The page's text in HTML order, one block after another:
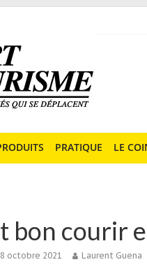
PRATIQUE LE
bon courir
octobre 2021 Laurent Guena